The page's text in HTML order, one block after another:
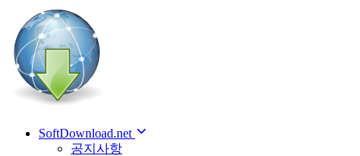
SoftDownload.net
공지사항